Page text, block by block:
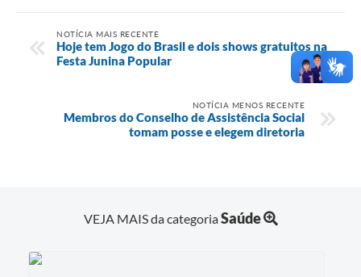
NOTÍCIA MAIS RECENTE
Hoje tem Jogo do Brasil e dois shows gratuitos na
Festa Junina Popular
NOTÍCIA MENOS RECENTE
Membros do Conselho de Assistência Social
tomam posse e elegem diretoria
VEJA MAIS da categoriaSaúde